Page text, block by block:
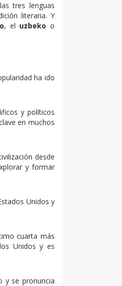
tres lenguas
literaria. Y
, el uzbeko o
ha ido
y políticos
en muchos
desde
y formar
Unidos y
cuarta más
Unidos y es
y se pronuncia